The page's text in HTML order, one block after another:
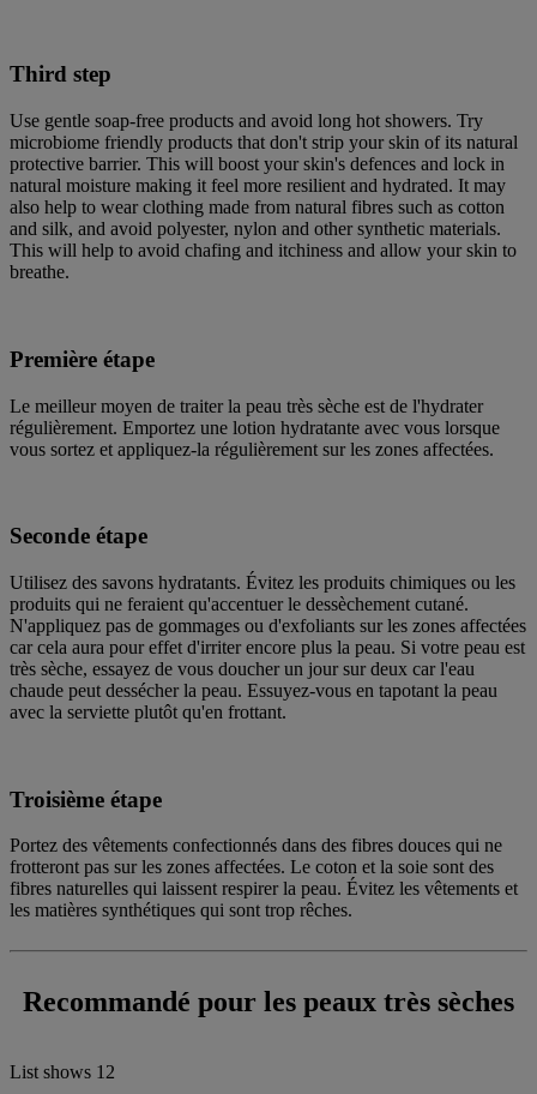
Third step
Use gentle soap-free products and avoid long hot showers. Try
microbiome friendly products that don't strip your skin of its natural
protective barrier. This will boost your skin's defences and lock in
natural moisture making it feel more resilient and hydrated. It may
also help to wear clothing made from natural fibres such as cotton
and silk, and avoid polyester, nylon and other synthetic materials.
This will help to avoid chafing and itchiness and allow your skin to
breathe.
Première étape
Le meilleur moyen de traiter la peau très sèche est de l'hydrater
régulièrement. Emportez une lotion hydratante avec vous lorsque
vous sortez et appliquez-la régulièrement sur les zones affectées.
Seconde étape
Utilisez des savons hydratants. Évitez les produits chimiques ou les
produits qui ne feraient qu'accentuer le dessèchement cutané.
N'appliquez pas de gommages ou d'exfoliants sur les zones affectées
car cela aura pour effet d'irriter encore plus la peau. Si votre peau est
très sèche, essayez de vous doucher un jour sur deux car l'eau
chaude peut dessécher la peau. Essuyez-vous en tapotant la peau
avec la serviette plutôt qu'en frottant.
Troisième étape
Portez des vêtements confectionnés dans des fibres douces qui ne
frotteront pas sur les zones affectées. Le coton et la soie sont des
fibres naturelles qui laissent respirer la peau. Évitez les vêtements et
les matières synthétiques qui sont trop rêches.
Recommandé pour les peaux très sèches
List shows 12